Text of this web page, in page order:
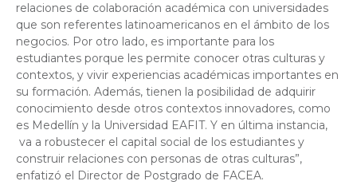
relaciones de colaboración académica con universidades
que son referentes latinoamericanos en el ámbito de los
negocios. Por otro lado, es importante para los
estudiantes porque les permite conocer otras culturas y
contextos, y vivir experiencias académicas importantes en
su formación. Además, tienen la posibilidad de adquirir
conocimiento desde otros contextos innovadores, como
es Medellín y la Universidad EAFIT. Y en última instancia,
va a robustecer el capital social de los estudiantes y
construir relaciones con personas de otras culturas”,
enfatizó el Director de Postgrado de FACEA.